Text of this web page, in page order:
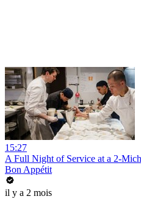
15:27
A Full Night of Service at a 2-
Bon Appétit
il y a 2 mois